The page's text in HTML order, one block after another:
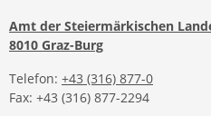
Amt der Steiermärkischen
8010 Graz-Burg
Telefon: +43 (316) 877-0
Fax: +43 (316) 877-2294